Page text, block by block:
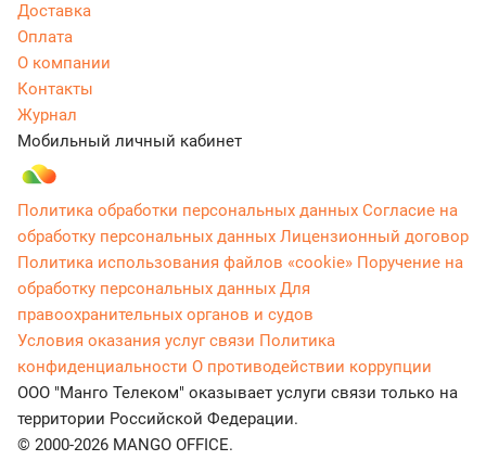
Доставка
Оплата
О компании
Контакты
Журнал
Мобильный личный кабинет
Политика обработки персональных данных Согласие на
обработку персональных данных Лицензионный договор
Политика использования файлов «cookie» Поручение на
обработку персональных данных Для
правоохранительных органов и судов
Условия оказания услуг связи Политика
конфиденциальности О противодействии коррупции
ООО "Манго Телеком" оказывает услуги связи только на
территории Российской Федерации.
© 2000-2026 MANGO OFFICE.